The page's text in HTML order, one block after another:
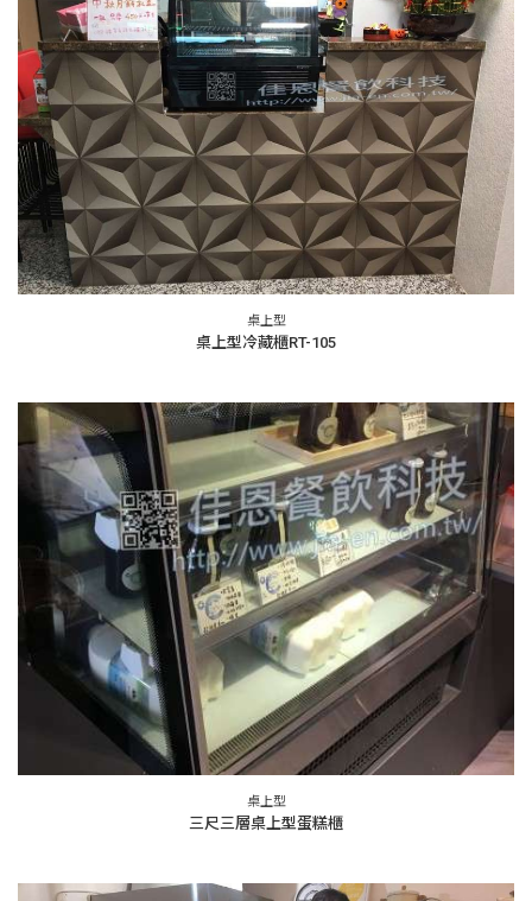
桌上型
桌上型冷藏櫃RT-105
桌上型
三尺三層桌上型蛋糕櫃